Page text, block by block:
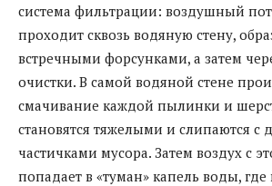
система фильтрации: воздушный
проходит сквозь водяную стену,
встречными форсунками, а затем
очистки. В самой водяной стене
смачивание каждой пылинки и
становятся тяжелыми и слипаются с
частичками мусора. Затем воздух с
попадает в «туман» капель воды,